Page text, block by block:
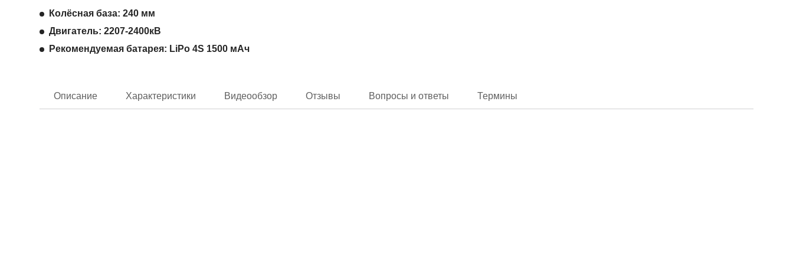
Колёсная база: 240 мм
Двигатель: 2207-2400кВ
Рекомендуемая батарея: LiPo 4S 1500 мАч
Описание Характеристики Видеообзор Отзывы Вопросы и ответы Термины